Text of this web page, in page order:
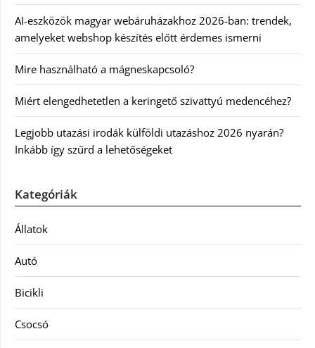
AI-eszközök magyar webáruházakhoz 2026-ban: trendek,
amelyeket webshop készítés előtt érdemes ismerni
Mire használható a mágneskapcsoló?
Miért elengedhetetlen a keringető szivattyú medencéhez?
Legjobb utazási irodák külföldi utazáshoz 2026 nyarán?
Inkább így szűrd a lehetőségeket
Kategóriák
Állatok
Autó
Bicikli
Csocsó